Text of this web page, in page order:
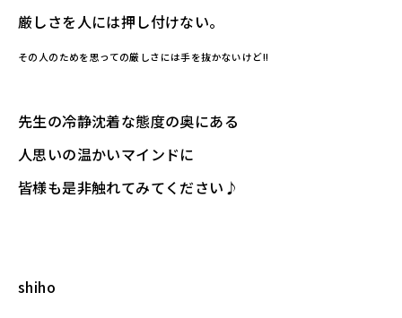
厳しさを人には押し付けない。
その人のためを思っての厳しさには手を抜かないけど!!
先生の冷静沈着な態度の奥にある
人思いの温かいマインドに
皆様も是非触れてみてください♪
shiho